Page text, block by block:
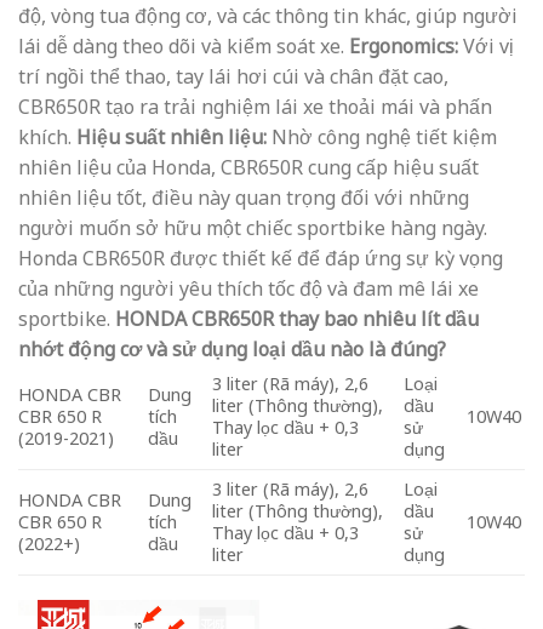
độ, vòng tua động cơ, và các thông tin khác, giúp người
lái dễ dàng theo dõi và kiểm soát xe. Ergonomics:Với vị
trí ngồi thể thao, tay lái hơi cúi và chân đặt cao,
CBR650R tạo ra trải nghiệm lái xe thoải mái và phấn
khích. Hiệu suất nhiên liệu: Nhờ công nghệ tiết kiệm
nhiên liệu của Honda, CBR650R cung cấp hiệu suất
nhiên liệu tốt, điều này quan trọng đối với những
người muốn sở hữu một chiếc sportbike hàng ngày.
Honda CBR650R được thiết kế để đáp ứng sự kỳ vọng
của những người yêu thích tốc độ và đam mê lái xe
sportbike. HONDA CBR650R thay bao nhiêu lít dầu
nhớt động cơ và sử dụng loại dầu nào là đúng?
HONDA CBR
CBR 650 R
(2019-2021)
Dung
tích
dầu
3 liter (Rã máy), 2,6
liter (Thông thường),
Thay lọc dầu + 0,3
liter
Loại
dầu
sử
dụng
10W40
HONDA CBR
CBR 650 R
(2022+)
Dung
tích
dầu
3 liter (Rã máy), 2,6
liter (Thông thường),
Thay lọc dầu + 0,3
liter
Loại
dầu
sử
dụng
10W40